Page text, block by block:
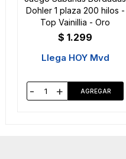
Dohler 1 plaza 200 hilos -
Top Vainillia - Oro
$ 1.299
Llega HOY Mvd
- +